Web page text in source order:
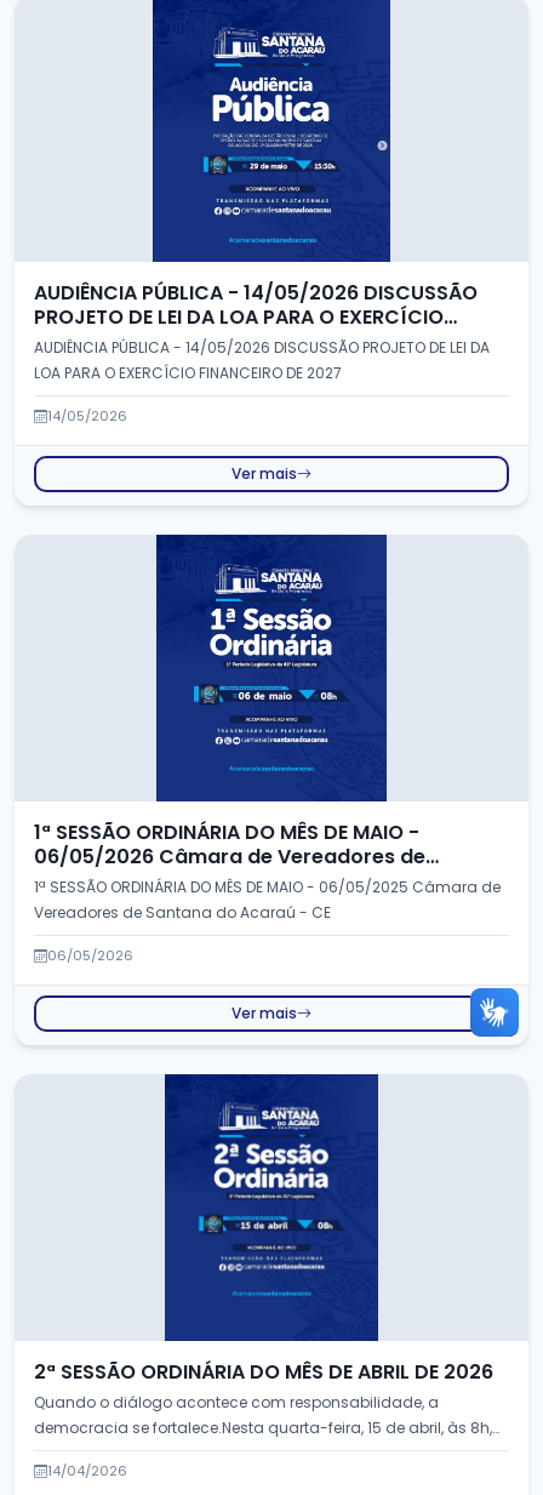
AUDIÊNCIA PÚBLICA - 14/05/2026 DISCUSSÃO
PROJETO DE LEI DA LOA PARA O EXERCÍCIO
FINANCEIRO DE 2027
AUDIÊNCIA PÚBLICA - 14/05/2026 DISCUSSÃO PROJETO DE LEI DA
LOA PARA O EXERCÍCIO FINANCEIRO DE 2027
14/05/2026
Ver mais
1ª SESSÃO ORDINÁRIA DO MÊS DE MAIO -
06/05/2026 Câmara de Vereadores de
Santana do Acaraú - CE
1ª SESSÃO ORDINÁRIA DO MÊS DE MAIO - 06/05/2025 Câmara de
Vereadores de Santana do Acaraú - CE
06/05/2026
Ver mais
2ª SESSÃO ORDINÁRIA DO MÊS DE ABRIL DE 2026
Quando o diálogo acontece com responsabilidade, a
democracia se fortalece.Nesta quarta-feira, 15 de abril, às 8h,
acontece a 2ª Ses...
14/04/2026